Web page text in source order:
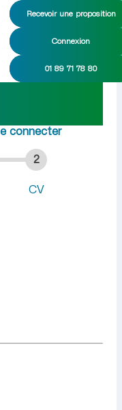
Recevoir une proposition
Connexion
01 89 71 78 80
:
à
connecter
2
CV